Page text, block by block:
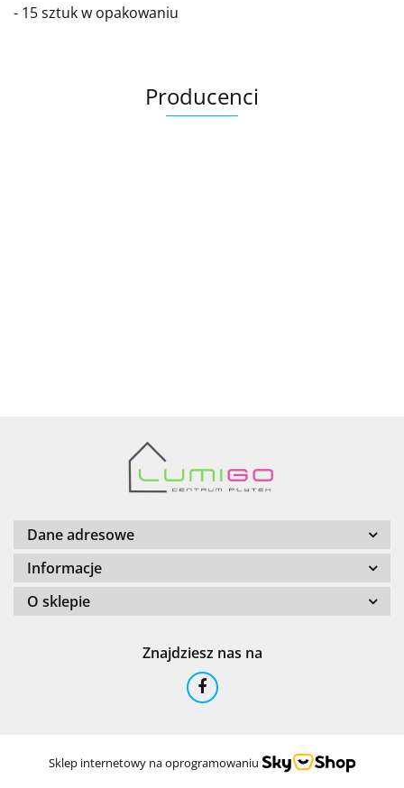
- 15 sztuk w opakowaniu
Producenci
Barwolf
Ceramfix
Dane adresowe
Informacje
O sklepie
Znajdziesz nas na
Sklep internetowy na oprogramowaniu